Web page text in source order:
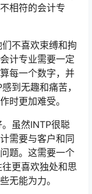
相符的会计专
不喜欢束缚和拘
计专业需要一定
每一个数字，并
到无趣和痛苦，
时更加难受。
虽然INTP很聪
需要与客户和同
题。这需要一个
更喜欢独处和思
无能为力。